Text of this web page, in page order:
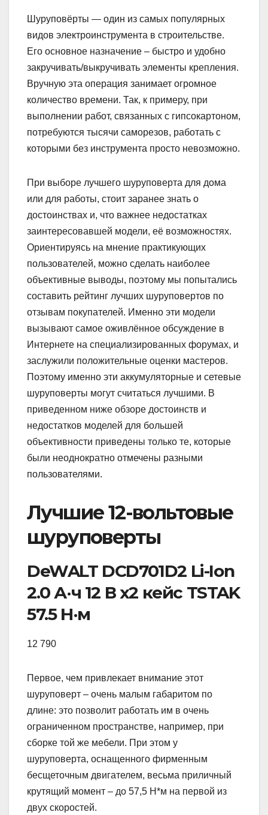
Шуруповёрты — один из самых популярных
видов электроинструмента в строительстве.
Его основное назначение – быстро и удобно
закручивать/выкручивать элементы крепления.
Вручную эта операция занимает огромное
количество времени. Так, к примеру, при
выполнении работ, связанных с гипсокартоном,
потребуются тысячи саморезов, работать с
которыми без инструмента просто невозможно.
При выборе лучшего шуруповерта для дома
или для работы, стоит заранее знать о
достоинствах и, что важнее недостатках
заинтересовавшей модели, её возможностях.
Ориентируясь на мнение практикующих
пользователей, можно сделать наиболее
объективные выводы, поэтому мы попытались
составить рейтинг лучших шуруповертов по
отзывам покупателей. Именно эти модели
вызывают самое оживлённое обсуждение в
Интернете на специализированных форумах, и
заслужили положительные оценки мастеров.
Поэтому именно эти аккумуляторные и сетевые
шуруповерты могут считаться лучшими. В
приведенном ниже обзоре достоинств и
недостатков моделей для большей
объективности приведены только те, которые
были неоднократно отмечены разными
пользователями.
Лучшие 12-вольтовые
шуруповерты
DeWALT DCD701D2 Li-Ion
2.0 А·ч 12 В х2 кейс TSTAK
57.5 Н·м
12 790
Первое, чем привлекает внимание этот
шуруповерт – очень малым габаритом по
длине: это позволит работать им в очень
ограниченном пространстве, например, при
сборке той же мебели. При этом у
шуруповерта, оснащенного фирменным
бесщеточным двигателем, весьма приличный
крутящий момент – до 57,5 Н*м на первой из
двух скоростей.